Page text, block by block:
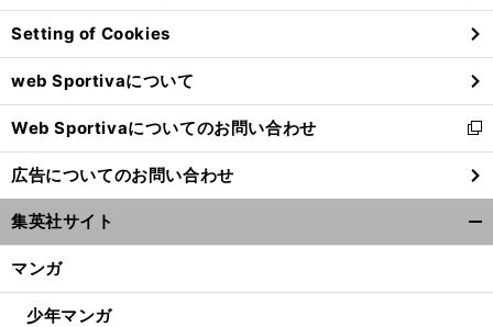
ン
ド
ウ
で
開
く
Setting of Cookies
web Sportivaについて
Web Sportivaについてのお問い合わせ
新
し
い
ウ
ィ
ン
ウ
広告についてのお問い合わせ
集英社サイト
マンガ
少年マンガ